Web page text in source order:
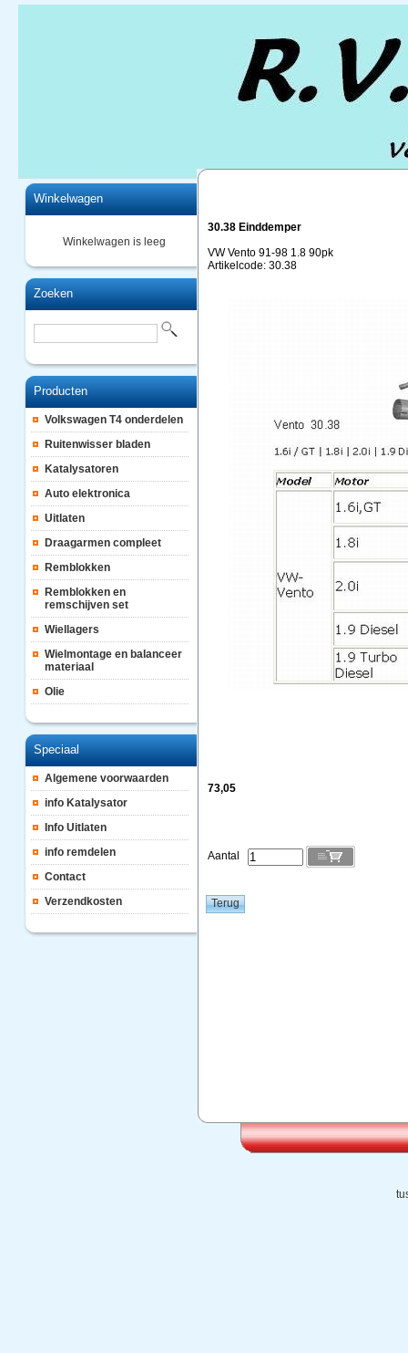
Winkelwagen
Winkelwagen is leeg
Zoeken
Producten
Volkswagen T4 onderdelen
Ruitenwisser bladen
Katalysatoren
Auto elektronica
Uitlaten
Draagarmen compleet
Remblokken
Remblokken en
remschijven set
Wiellagers
Wielmontage en balanceer
materiaal
Olie
Speciaal
Algemene voorwaarden
info Katalysator
Info Uitlaten
info remdelen
Contact
Verzendkosten
30.38 Einddemper
VW Vento 91-98 1.8 90pk
Artikelcode: 30.38
73,05
Aantal